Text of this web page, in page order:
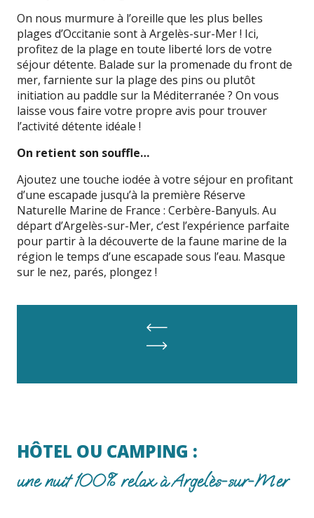
On nous murmure à l’oreille que les plus belles
plages d’Occitanie sont à Argelès-sur-Mer ! Ici,
profitez de la plage en toute liberté lors de votre
séjour détente. Balade sur la promenade du front de
mer, farniente sur la plage des pins ou plutôt
initiation au paddle sur la Méditerranée ? On vous
laisse vous faire votre propre avis pour trouver
l’activité détente idéale !
On retient son souffle…
Ajoutez une touche iodée à votre séjour en profitant
d’une escapade jusqu’à la première Réserve
Naturelle Marine de France : Cerbère-Banyuls. Au
départ d’Argelès-sur-Mer, c’est l’expérience parfaite
pour partir à la découverte de la faune marine de la
région le temps d’une escapade sous l’eau. Masque
sur le nez, parés, plongez !
HÔTEL OU CAMPING :
une nuit 100% relax à Argelès-sur-Mer